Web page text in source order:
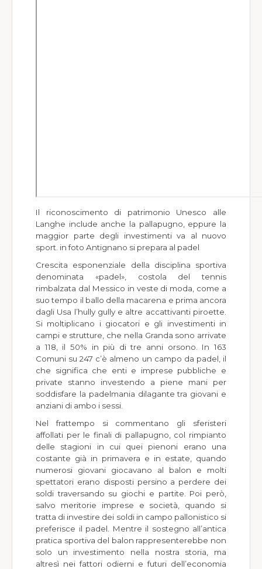
Il riconoscimento di patrimonio Unesco alle
Langhe include anche la pallapugno, eppure la
maggior parte degli investimenti va al nuovo
sport. in foto Antignano si prepara al padel
Crescita esponenziale della disciplina sportiva
denominata «padel», costola del tennis
rimbalzata dal Messico in veste di moda, come a
suo tempo il ballo della macarena e prima ancora
dagli Usa l’hully gully e altre accattivanti piroette.
Si moltiplicano i giocatori e gli investimenti in
campi e strutture, che nella Granda sono arrivate
a 118, il 50% in più di tre anni orsono. In 163
Comuni su 247 c’è almeno un campo da padel, il
che significa che enti e imprese pubbliche e
private stanno investendo a piene mani per
soddisfare la padelmania dilagante tra giovani e
anziani di ambo i sessi.
Nel frattempo si commentano gli sferisteri
affollati per le finali di pallapugno, col rimpianto
delle stagioni in cui quei pienoni erano una
costante già in primavera e in estate, quando
numerosi giovani giocavano al balon e molti
spettatori erano disposti persino a perdere dei
soldi traversando su giochi e partite. Poi però,
salvo meritorie imprese e società, quando si
tratta di investire dei soldi in campo pallonistico si
preferisce il padel. Mentre il sostegno all’antica
pratica sportiva del balon rappresenterebbe non
solo un investimento nella nostra storia, ma
altresì nei fattori odierni e futuri dell’economia